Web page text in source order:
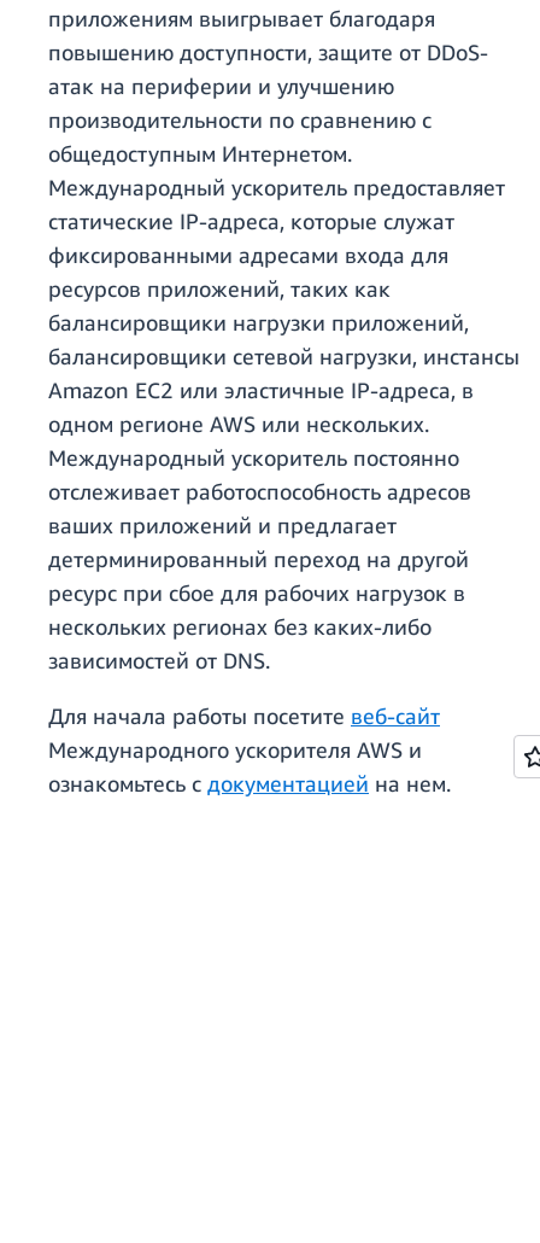
приложениям выигрывает благодаря
повышению доступности, защите от DDoS-
атак на периферии и улучшению
производительности по сравнению с
общедоступным Интернетом.
Международный ускоритель предоставляет
статические IP-адреса, которые служат
фиксированными адресами входа для
ресурсов приложений, таких как
балансировщики нагрузки приложений,
балансировщики сетевой нагрузки, инстансы
Amazon EC2 или эластичные IP-адреса, в
одном регионе AWS или нескольких.
Международный ускоритель постоянно
отслеживает работоспособность адресов
ваших приложений и предлагает
детерминированный переход на другой
ресурс при сбое для рабочих нагрузок в
нескольких регионах без каких-либо
зависимостей от DNS.
Для начала работы посетите веб-сайт
Международного ускорителя AWS и
ознакомьтесь с документацией на нем.